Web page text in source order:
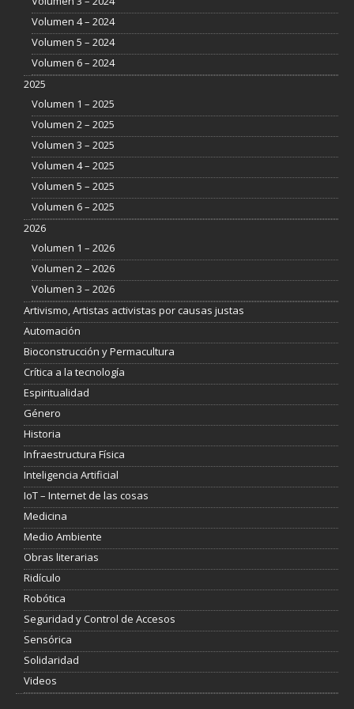
Volumen 4 – 2024
Volumen 5 – 2024
Volumen 6 – 2024
2025
Volumen 1 – 2025
Volumen 2 – 2025
Volumen 3 – 2025
Volumen 4 – 2025
Volumen 5 – 2025
Volumen 6 – 2025
2026
Volumen 1 – 2026
Volumen 2 – 2026
Volumen 3 – 2026
Artivismo, Artistas activistas por causas justas
Automación
Bioconstrucción y Permacultura
Crítica a la tecnología
Espiritualidad
Género
Historia
Infraestructura Física
Inteligencia Artificial
IoT – Internet de las cosas
Medicina
Medio Ambiente
Obras literarias
Ridículo
Robótica
Seguridad y Control de Accesos
Sensórica
Solidaridad
Videos